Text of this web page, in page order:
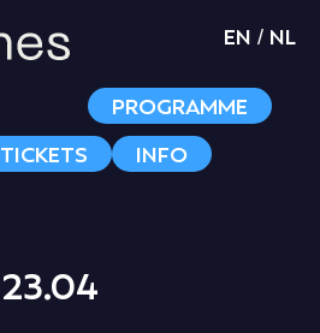
PROGRAMME
TICKETS
INFO
EN / NL
23.04